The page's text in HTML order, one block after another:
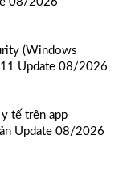
(Windows
Update 08/2026
tế trên app
Update 08/2026